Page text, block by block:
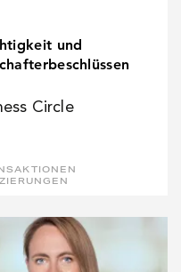
und
Circle